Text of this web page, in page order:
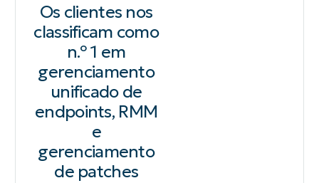
Os clientes nos
classificam como
n.º 1 em
gerenciamento
unificado de
endpoints, RMM
e
gerenciamento
de patches